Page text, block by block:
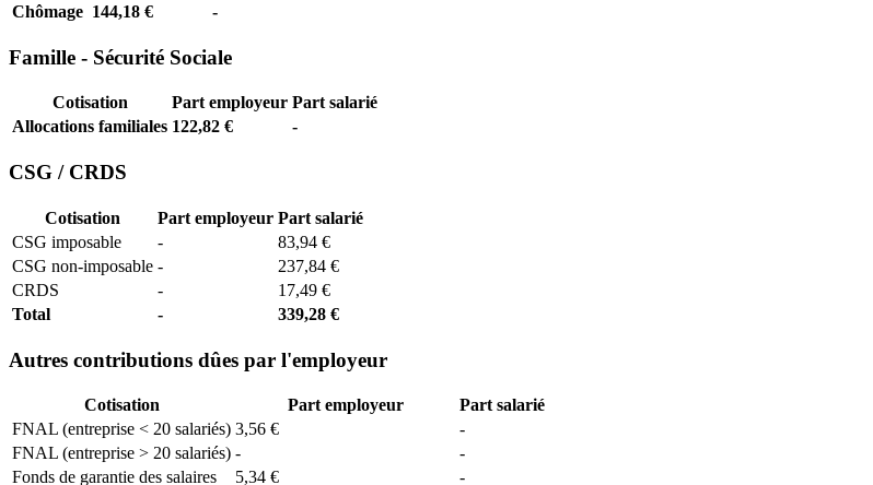
Chômage 144,18 € -
Famille - Sécurité Sociale
Cotisation Part employeur Part salarié
Allocations familiales 122,82 € -
CSG / CRDS
Cotisation Part employeur Part salarié
CSG imposable
-
83,94 €
CSG non-imposable -
237,84 €
CRDS
-
17,49 €
Total
- 339,28 €
Autres contributions dûes par l'employeur
Cotisation Part employeur
Part salarié
FNAL (entreprise < 20 salariés) 3,56 €
-
FNAL (entreprise > 20 salariés) -
-
Fonds de garantie des salaires
5,34 €
-